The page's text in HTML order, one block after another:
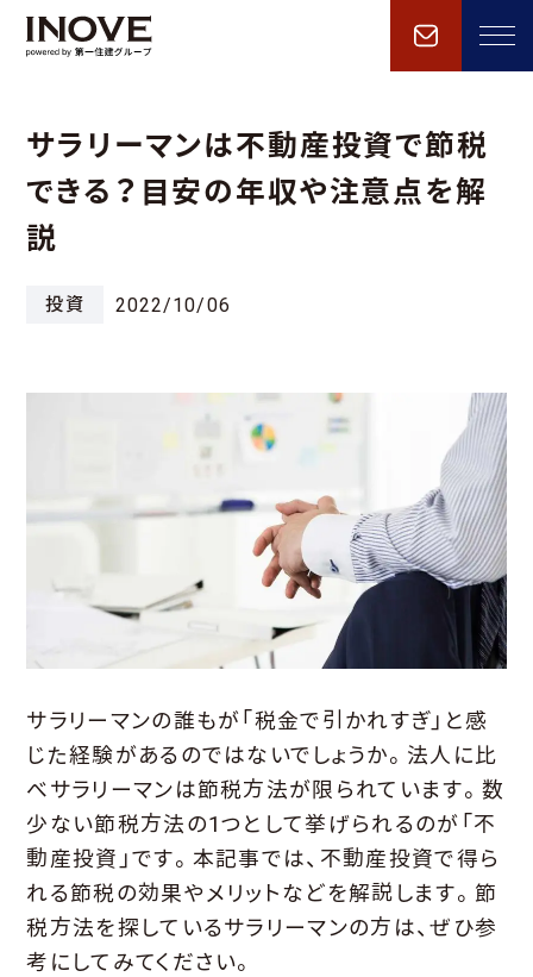
サラリーマンは不動産投資で節税
できる？目安の年収や注意点を解
説
投資 2022/10/06
サラリーマンの誰もが「税金で引かれすぎ」と感
じた経験があるのではないでしょうか。法人に比
べサラリーマンは節税方法が限られています。数
少ない節税方法の1つとして挙げられるのが「不
動産投資」です。本記事では、不動産投資で得ら
れる節税の効果やメリットなどを解説します。節
税方法を探しているサラリーマンの方は、ぜひ参
考にしてみてください。